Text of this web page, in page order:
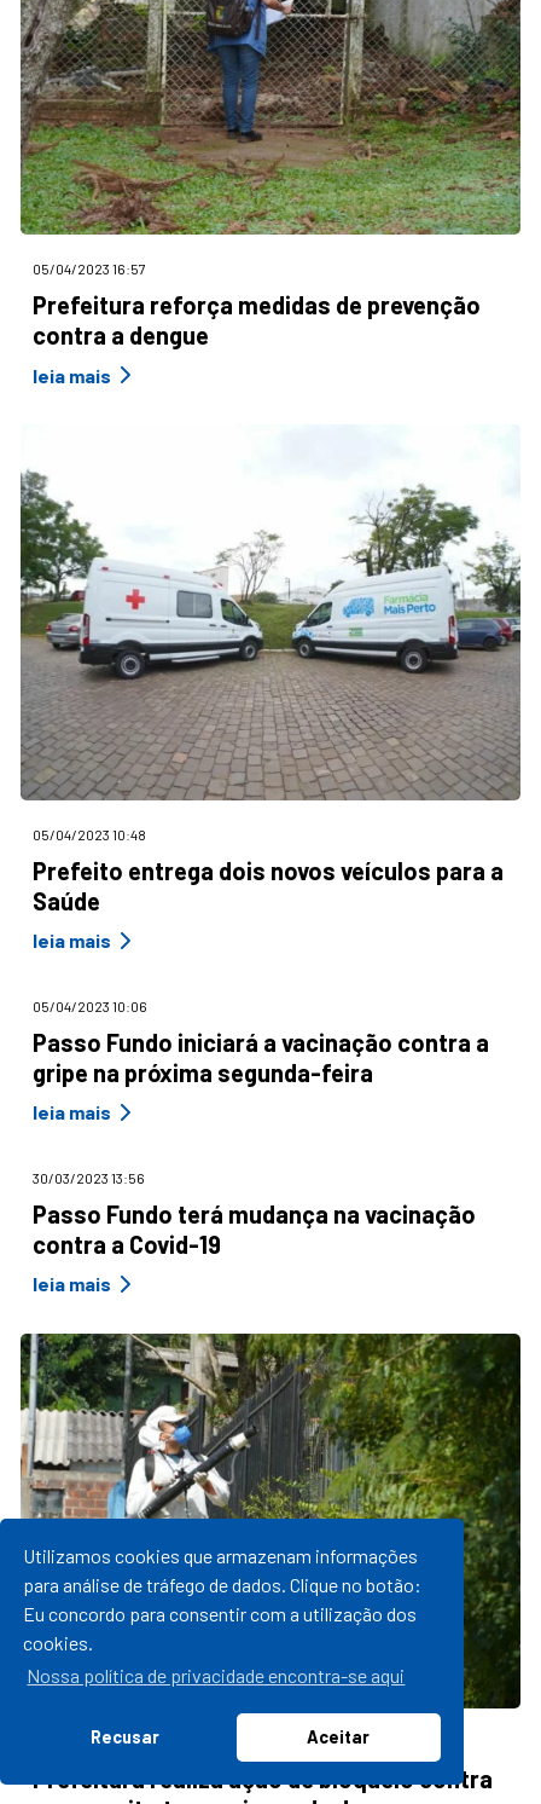
Utilizamos cookies que armazenam informações
para análise de tráfego de dados. Clique no botão:
Eu concordo para consentir com a utilização dos
cookies.
Nossa política de privacidade encontra-se aqui
Recusar Aceitar
05/04/2023 16:57
Prefeitura reforça medidas de prevenção
contra a dengue
leia mais
05/04/2023 10:48
Prefeito entrega dois novos veículos para a
Saúde
leia mais
05/04/2023 10:06
Passo Fundo iniciará a vacinação contra a
gripe na próxima segunda-feira
leia mais
30/03/2023 13:56
Passo Fundo terá mudança na vacinação
contra a Covid-19
leia mais
24/03/2023 16:28
Prefeitura realiza ação de bloqueio contra